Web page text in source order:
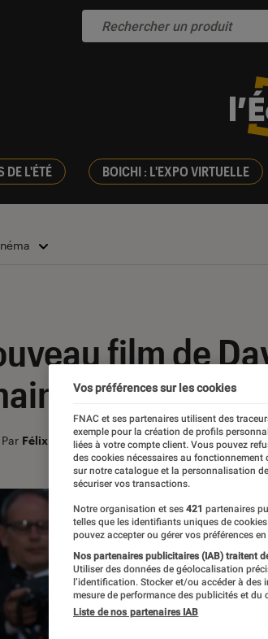
DE L'ÉTÉ BOICHI : L'EXPO VIRTUELLE
film de
Festival de
Par Félix Tardieu
Vos préférences sur les cookies
FNAC et ses partenaires utilisent des
exemple pour la création de profils
liées à votre compte client. Vous pouvez
des cookies nécessaires au
sur notre catalogue et la personnalisation
sécuriser vos transactions.
Notre organisation et ses 421 partenaires
telles que les identifiants uniques de
pouvez accepter ou gérer vos préférences
Nos partenaires publicitaires (IAB) traitent
Utiliser des données de géolocalisation
l’identification. Stocker et/ou accéder à
mesure de performance des publicités et du
Liste de nos partenaires IAB